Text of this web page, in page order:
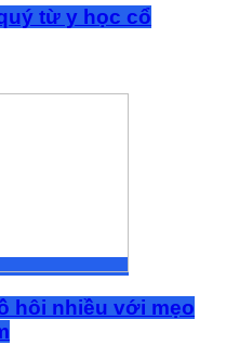
từ y học cổ
hôi nhiều với mẹo